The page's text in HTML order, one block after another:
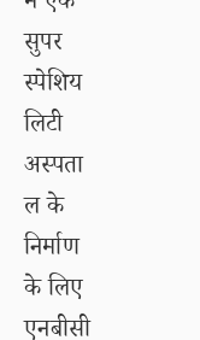
सुपर
स्पेशिय
लिटी
अस्पता
ल के
निर्माण
के लिए
एनबीसी